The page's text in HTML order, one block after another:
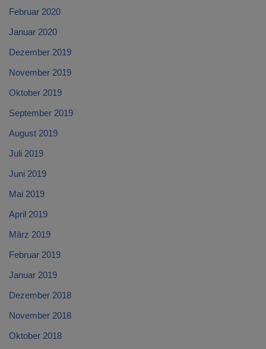
Februar 2020
Januar 2020
Dezember 2019
November 2019
Oktober 2019
September 2019
August 2019
Juli 2019
Juni 2019
Mai 2019
April 2019
März 2019
Februar 2019
Januar 2019
Dezember 2018
November 2018
Oktober 2018